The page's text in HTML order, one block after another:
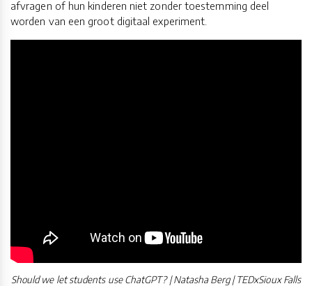
afvragen of hun kinderen niet zonder toestemming deel
worden van een groot digitaal experiment.
Should we let students use ChatGPT? | Natasha Berg | TEDxSioux Falls